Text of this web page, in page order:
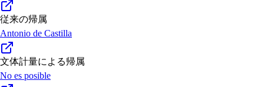
従来の帰属
Antonio de Castilla
文体計量による帰属
No es posible